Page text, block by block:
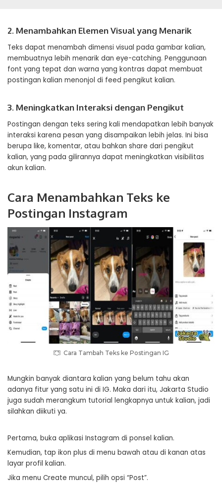
2. Menambahkan Elemen Visual yang Menarik
Teks dapat menambah dimensi visual pada gambar kalian,
membuatnya lebih menarik dan eye-catching. Penggunaan
font yang tepat dan warna yang kontras dapat membuat
postingan kalian menonjol di feed pengikut kalian.
3. Meningkatkan Interaksi dengan Pengikut
Postingan dengan teks sering kali mendapatkan lebih banyak
interaksi karena pesan yang disampaikan lebih jelas. Ini bisa
berupa like, komentar, atau bahkan share dari pengikut
kalian, yang pada gilirannya dapat meningkatkan visibilitas
akun kalian.
Cara Menambahkan Teks ke
Postingan Instagram
Cara Tambah Teks ke Postingan IG
Mungkin banyak diantara kalian yang belum tahu akan
adanya fitur yang satu ini di IG. Maka dari itu, Jakarta Studio
juga sudah merangkum tutorial lengkapnya untuk kalian, jadi
silahkan diikuti ya.
Pertama, buka aplikasi Instagram di ponsel kalian.
Kemudian, tap ikon plus di menu bawah atau di kanan atas
layar profil kalian.
Jika menu Create muncul, pilih opsi “Post”.